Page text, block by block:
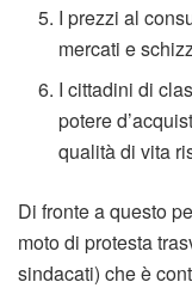
I prezzi al
mercati e
I cittadini di
potere
qualità di vita
Di fronte a questo
moto di protesta
sindacati) che è